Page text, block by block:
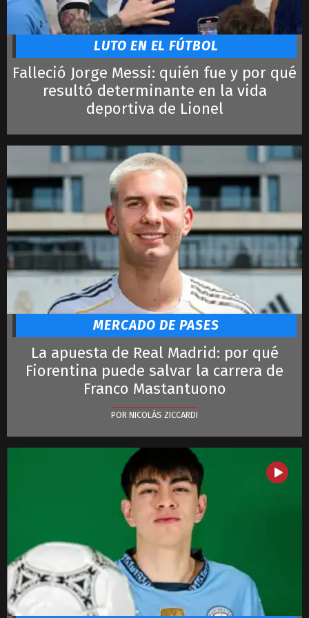
Ronaldo
Lautaro
LUTO EN EL FÚTBOL
Falleció Jorge Messi: quién fue y por qué
resultó determinante en la vida
deportiva de Lionel
MERCADO DE PASES
La apuesta de Real Madrid: por qué
Fiorentina puede salvar la carrera de
Franco Mastantuono
POR NICOLÁS ZICCARDI